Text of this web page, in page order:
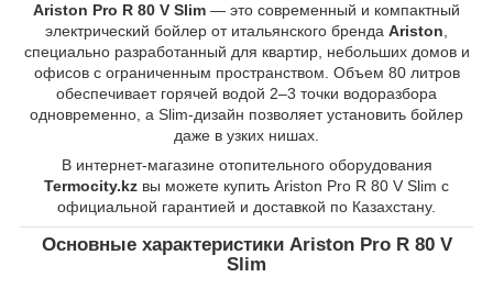
Ariston Pro R 80 V Slim — это современный и компактный
электрический бойлер от итальянского бренда Ariston,
специально разработанный для квартир, небольших домов и
офисов с ограниченным пространством. Объем 80 литров
обеспечивает горячей водой 2–3 точки водоразбора
одновременно, а Slim-дизайн позволяет установить бойлер
даже в узких нишах.
В интернет-магазине отопительного оборудования
Termocity.kz вы можете купить Ariston Pro R 80 V Slim с
официальной гарантией и доставкой по Казахстану.
Основные характеристики Ariston Pro R 80 V
Slim